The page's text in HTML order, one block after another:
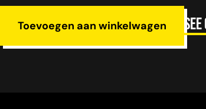
Toevoegen aan winkelwagen